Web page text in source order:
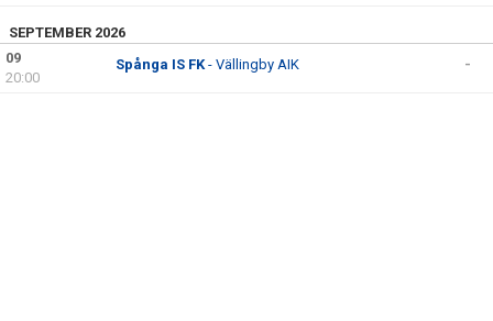
SEPTEMBER 2026
09
20:00
Spånga IS FK- Vällingby AIK -